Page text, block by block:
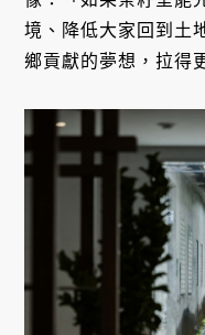
境、降低大家回到土
鄉貢獻的夢想，拉得